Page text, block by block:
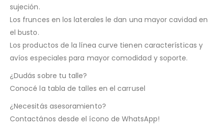
sujeción.
Los frunces en los laterales le dan una mayor cavidad en
el busto.
Los productos de la línea curve tienen características y
avíos especiales para mayor comodidad y soporte.
¿Dudás sobre tu talle?
Conocé la tabla de talles en el carrusel
¿Necesitás asesoramiento?
Contactános desde el ícono de WhatsApp!